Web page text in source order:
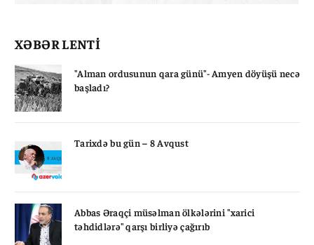
XƏBƏR LENTİ
"Alman ordusunun qara günü"- Amyen döyüşü necə
başladı?
Tarixdə bu gün – 8 Avqust
Abbas Əraqçi müsəlman ölkələrini "xarici
təhdidlərə" qarşı birliyə çağırıb